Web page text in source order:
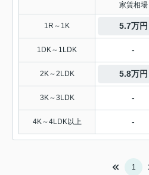
家賃相場
1R～1K 5.7万円
1DK～1LDK -
2K～2LDK 5.8万円
3K～3LDK -
4K～4LDK以上 -
1